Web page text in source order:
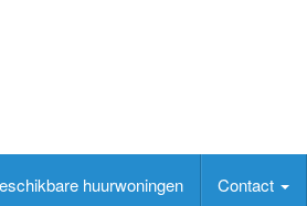
huurwoningen Contact